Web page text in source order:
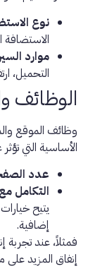
نوع
موارد
التحميل،
الوظائف
وظائف الموقع
الأساسية التي
عدد
التكامل
يتيح
إضافية.
فمثلاً، عند تجربة
إنفاق المزيد على